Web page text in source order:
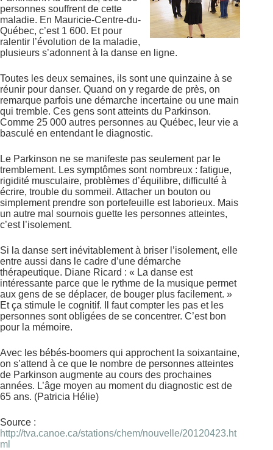
personnes souffrent de cette
maladie. En Mauricie-Centre-du-
Québec, c’est 1 600. Et pour
ralentir l’évolution de la maladie,
plusieurs s’adonnent à la danse en ligne.
Toutes les deux semaines, ils sont une quinzaine à se
réunir pour danser. Quand on y regarde de près, on
remarque parfois une démarche incertaine ou une main
qui tremble. Ces gens sont atteints du Parkinson.
Comme 25 000 autres personnes au Québec, leur vie a
basculé en entendant le diagnostic.
Le Parkinson ne se manifeste pas seulement par le
tremblement. Les symptômes sont nombreux : fatigue,
rigidité musculaire, problèmes d’équilibre, difficulté à
écrire, trouble du sommeil. Attacher un bouton ou
simplement prendre son portefeuille est laborieux. Mais
un autre mal sournois guette les personnes atteintes,
c’est l’isolement.
Si la danse sert inévitablement à briser l’isolement, elle
entre aussi dans le cadre d’une démarche
thérapeutique. Diane Ricard : « La danse est
intéressante parce que le rythme de la musique permet
aux gens de se déplacer, de bouger plus facilement. »
Et ça stimule le cognitif. Il faut compter les pas et les
personnes sont obligées de se concentrer. C’est bon
pour la mémoire.
Avec les bébés-boomers qui approchent la soixantaine,
on s’attend à ce que le nombre de personnes atteintes
de Parkinson augmente au cours des prochaines
années. L’âge moyen au moment du diagnostic est de
65 ans. (Patricia Hélie)
Source :
http://tva.canoe.ca/stations/chem/nouvelle/20120423.ht
ml